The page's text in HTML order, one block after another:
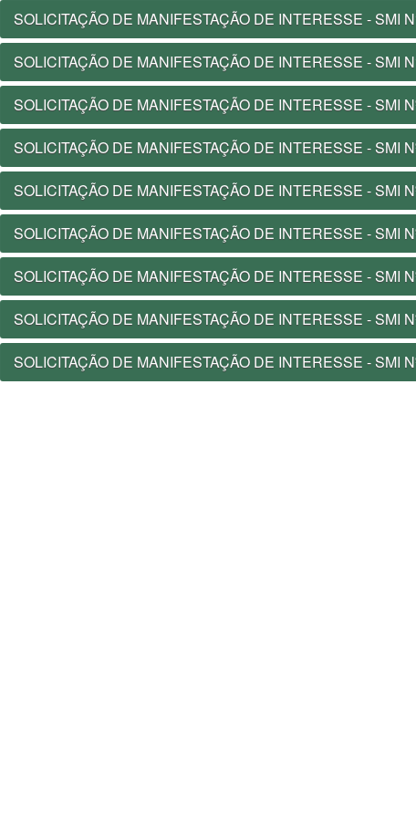
SOLICITAÇÃO DE MANIFESTAÇÃO DE INTERESSE - SMI
SOLICITAÇÃO DE MANIFESTAÇÃO DE INTERESSE - SMI
SOLICITAÇÃO DE MANIFESTAÇÃO DE INTERESSE - SMI
SOLICITAÇÃO DE MANIFESTAÇÃO DE INTERESSE - SMI
SOLICITAÇÃO DE MANIFESTAÇÃO DE INTERESSE - SMI
SOLICITAÇÃO DE MANIFESTAÇÃO DE INTERESSE - SMI
SOLICITAÇÃO DE MANIFESTAÇÃO DE INTERESSE - SMI
SOLICITAÇÃO DE MANIFESTAÇÃO DE INTERESSE - SMI
SOLICITAÇÃO DE MANIFESTAÇÃO DE INTERESSE - SMI